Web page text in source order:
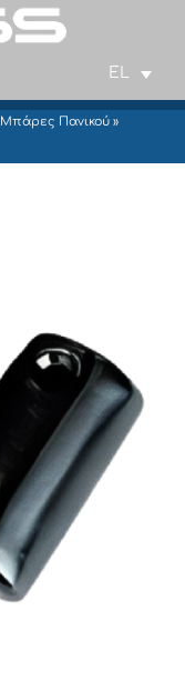
EL
Μπάρες Πανικού »